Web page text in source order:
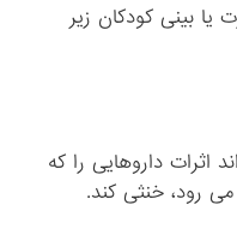
یا بینی کودکان زیر
اثرات داروهایی را که
رود، خنثی کند.